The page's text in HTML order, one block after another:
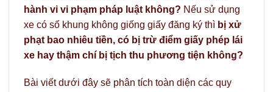
hành vi vi phạm pháp luật không? Nếu sử dụng
xe có số khung không giống giấy đăng ký thì bị xử
phạt bao nhiêu tiền, có bị trừ điểm giấy phép lái
xe hay thậm chí bị tịch thu phương tiện không?
Bài viết dưới đây sẽ phân tích toàn diện các quy